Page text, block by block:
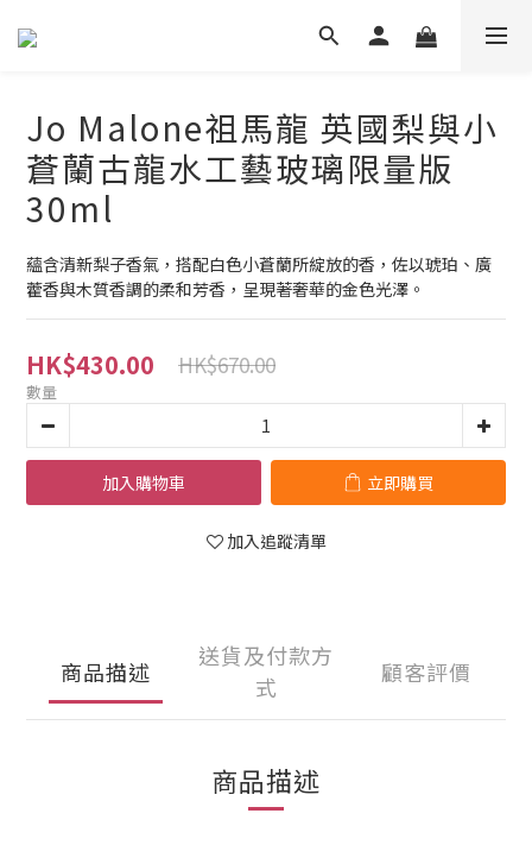
Jo Malone祖馬龍 英國梨與小
蒼蘭古龍水工藝玻璃限量版
30ml
蘊含清新梨子香氣，搭配白色小蒼蘭所綻放的香，佐以琥珀、廣
藿香與木質香調的柔和芳香，呈現著奢華的金色光澤。
HK$430.00 HK$670.00
數量
加入購物車 立即購買
加入追蹤清單
商品描述
送貨及付款方
式
顧客評價
商品描述